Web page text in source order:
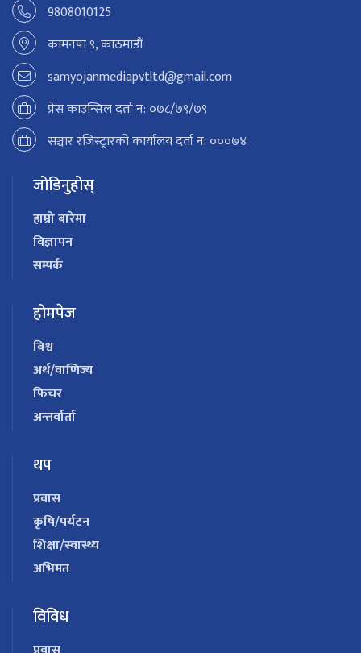
9808010125
कामनपा ९, काठमाडौं
samyojanmediapvtltd@gmail.com
प्रेस काउन्सिल दर्ता न: ०७८/७९/७९
सञ्चार रजिस्ट्रारको कार्यालय दर्ता न: ०००७४
जोडिनुहोस्
हाम्रो बारेमा
विज्ञापन
सम्पर्क
होमपेज
विश्व
अर्थ/वाणिज्य
फिचर
अन्तर्वार्ता
थप
प्रवास
कृषि/पर्यटन
शिक्षा/स्वास्थ्य
अभिमत
विविध